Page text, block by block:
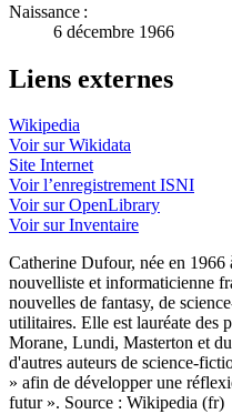
Naissance :
6 décembre 1966
Liens externes
Wikipedia
Voir sur Wikidata
Site Internet
Voir l’enregistrement ISNI
Voir sur OpenLibrary
Voir sur Inventaire
Catherine Dufour, née en 1966
nouvelliste et informaticienne
nouvelles de fantasy, de
utilitaires. Elle est lauréate
Morane, Lundi, Masterton et
d'autres auteurs de science-
» afin de développer une
futur ». Source : Wikipedia (fr)